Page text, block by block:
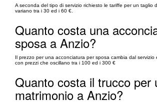
A seconda del tipo di servizio richiesto le tariffe per un taglio
variano tra i 30 ed i 60 €.
Quanto costa una
sposa a Anzio?
Il prezzo per una acconciatura per sposa cambia dal servizio
con prezzi che oscillano tra i 100 ed i 300 €
Quanto costa il trucco per
matrimonio a Anzio?